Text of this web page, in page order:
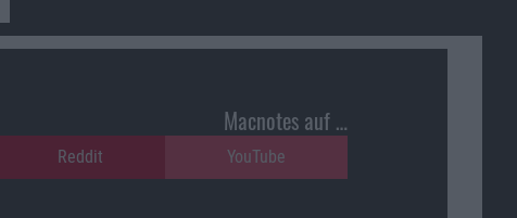
Macnotes auf …
Reddit YouTube